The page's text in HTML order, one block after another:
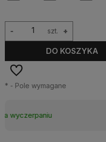
szt. +
-
DO KOSZYKA
* - Pole wymagane